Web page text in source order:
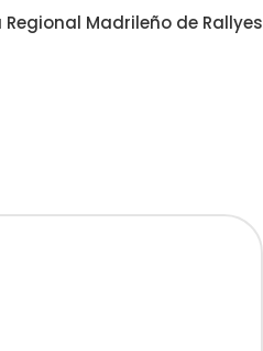
Madrileño de Rallyes